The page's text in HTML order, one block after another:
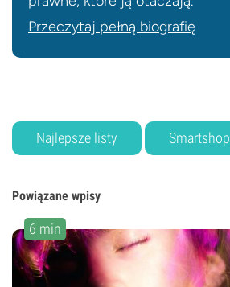
Przeczytaj pełną biografię
Najlepsze listy Smartshop
Powiązane wpisy
6 min